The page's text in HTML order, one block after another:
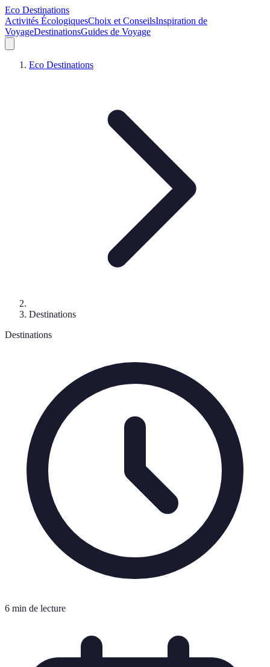
Eco Destinations
Activités ÉcologiquesChoix et ConseilsInspiration de
VoyageDestinationsGuides de Voyage
Eco Destinations
Destinations
Destinations
6 min de lecture